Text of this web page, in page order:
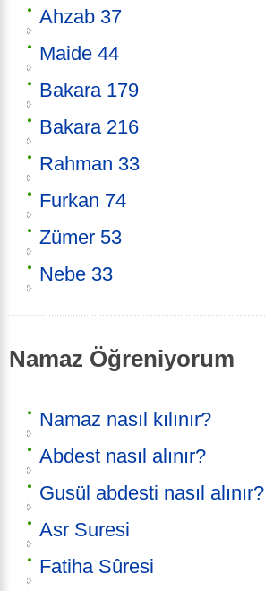
Ahzab 37
Maide 44
Bakara 179
Bakara 216
Rahman 33
Furkan 74
Zümer 53
Nebe 33
Namaz Öğreniyorum
Namaz nasıl kılınır?
Abdest nasıl alınır?
Gusül abdesti nasıl alınır?
Asr Suresi
Fatiha Sûresi